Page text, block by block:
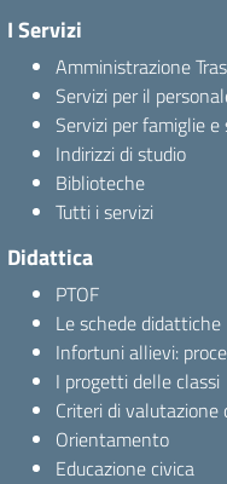
I Servizi
Amministrazione
Servizi per il
Servizi per famiglie
Indirizzi di studio
Biblioteche
Tutti i servizi
Didattica
PTOF
Le schede didattiche
Infortuni allievi:
I progetti delle classi
Criteri di
Orientamento
Educazione civica